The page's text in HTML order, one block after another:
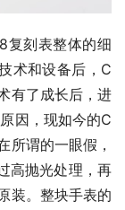
复刻表整体的细
术和设备后，C
有了成长后，进
因，现如今的C
所谓的一眼假，
高抛光处理，再
装。整块手表的